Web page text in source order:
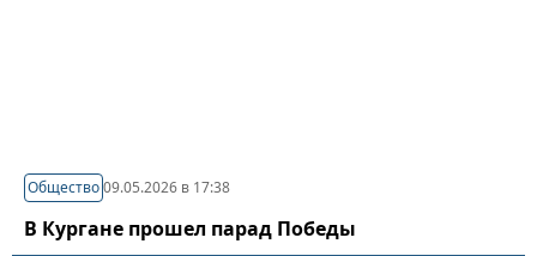
Общество09.05.2026 в 17:38
В Кургане прошел парад Победы